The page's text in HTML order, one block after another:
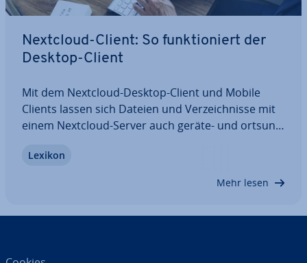
Nextcloud-Client: So funk­tio­niert der
Desktop-Client
Mit dem Nextcloud-Desktop-Client und Mobile
Clients lassen sich Dateien und Ver­zeich­nis­se mit
einem Nextcloud-Server auch geräte- und orts­un­
Clients erfolgt bereits in nur wenigen Minuten und
Lexikon
Mehr lesen